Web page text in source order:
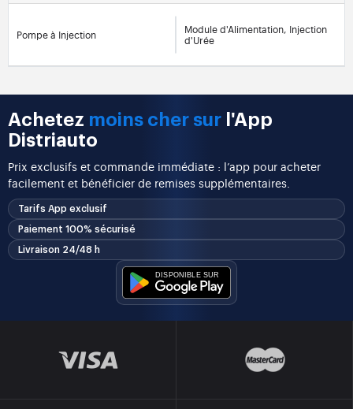
Pompe à Injection
Module d'Alimentation, Injection
d'Urée
Achetez moins cher sur l'App
Distriauto
Prix exclusifs et commande immédiate : l’app pour acheter
facilement et bénéficier de remises supplémentaires.
Tarifs App exclusif
Paiement 100% sécurisé
Livraison 24/48 h